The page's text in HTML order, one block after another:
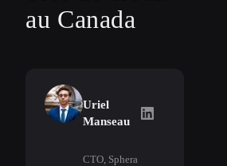
au Canada
Uriel
Manseau
Uriel Manseau
CTO, Sphera